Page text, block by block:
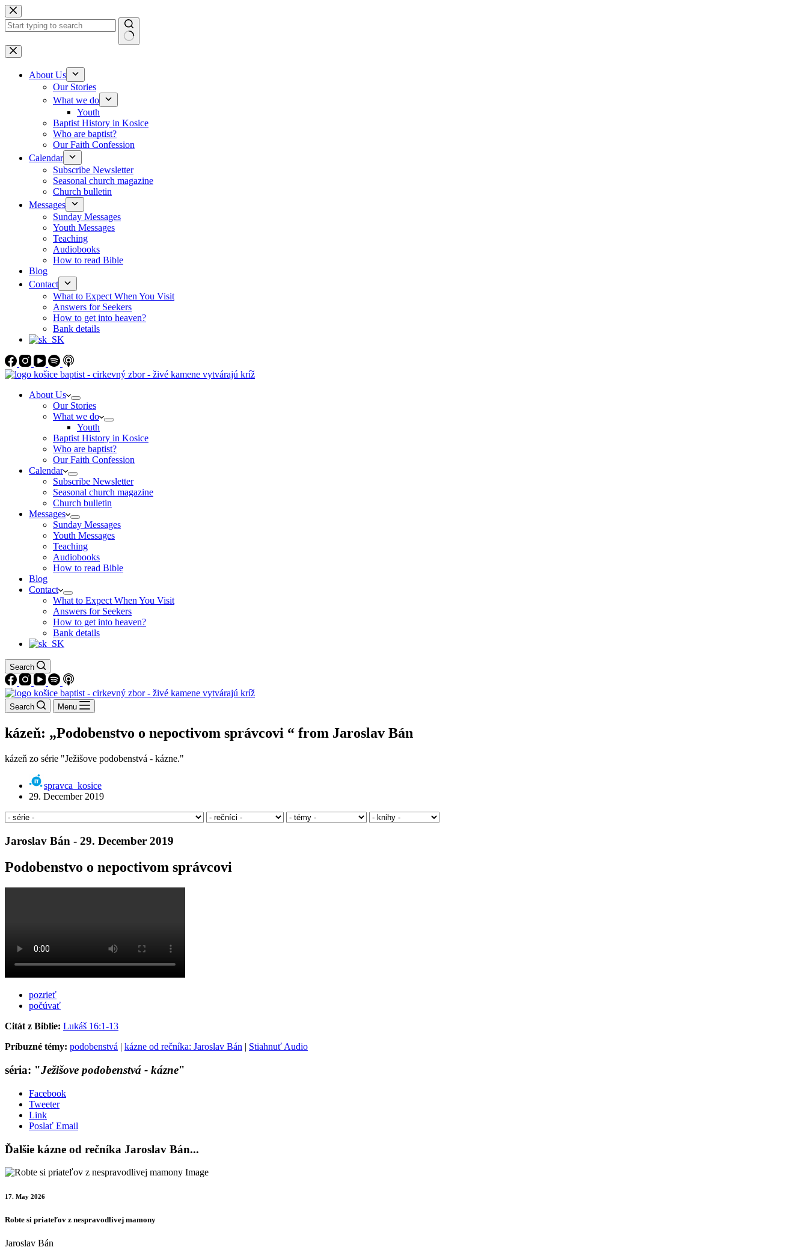
Skip to content
No results
About Us
Our Stories
What we do
Youth
Baptist History in Kosice
Who are baptist?
Our Faith Confession
Calendar
Subscribe Newsletter
Seasonal church magazine
Church bulletin
Messages
Sunday Messages
Youth Messages
Teaching
Audiobooks
How to read Bible
Blog
Contact
What to Expect When You Visit
Answers for Seekers
How to get into heaven?
Bank details
About Us
Our Stories
What we do
Youth
Baptist History in Kosice
Who are baptist?
Our Faith Confession
Calendar
Subscribe Newsletter
Seasonal church magazine
Church bulletin
Messages
Sunday Messages
Youth Messages
Teaching
Audiobooks
How to read Bible
Blog
Contact
What to Expect When You Visit
Answers for Seekers
How to get into heaven?
Bank details
Search
Search Menu
kázeň: „Podobenstvo o nepoctivom správcovi “ from Jaroslav Bán
kázeň zo série "Ježišove podobenstvá - kázne."
spravca_kosice
29. December 2019
Jaroslav Bán - 29. December 2019
Podobenstvo o nepoctivom správcovi
pozrieť
počúvať
Citát z Biblie: Lukáš 16:1-13
Príbuzné témy: podobenstvá | kázne od rečníka: Jaroslav Bán | Stiahnuť Audio
séria: "Ježišove podobenstvá - kázne"
Facebook
Tweeter
Link
Poslať Email
Ďalšie kázne od rečníka Jaroslav Bán...
17. May 2026
Robte si priateľov z nespravodlivej mamony
Jaroslav Bán